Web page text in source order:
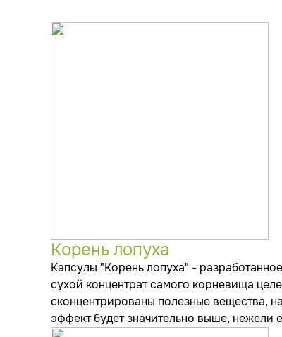
Корень лопуха
Капсулы "Корень лопуха" -
сухой концентрат самого корневища
сконцентрированы полезные вещества,
эффект будет значительно выше, нежели